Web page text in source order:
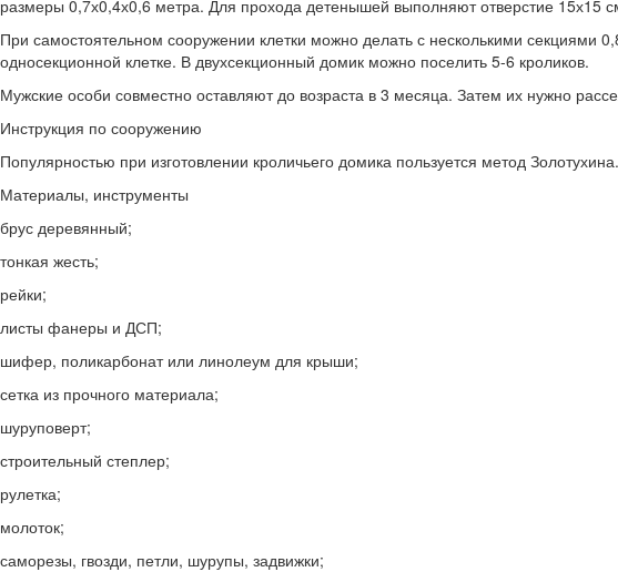
размеры 0,7х0,4х0,6 метра. Для прохода детенышей выполняют отверстие 15х15
При самостоятельном сооружении клетки можно делать с несколькими секциями
односекционной клетке. В двухсекционный домик можно поселить 5-6 кроликов.
Мужские особи совместно оставляют до возраста в 3 месяца. Затем их нужно
Инструкция по сооружению
Популярностью при изготовлении кроличьего домика пользуется метод Золотухина.
Материалы, инструменты
брус деревянный;
тонкая жесть;
рейки;
листы фанеры и ДСП;
шифер, поликарбонат или линолеум для крыши;
сетка из прочного материала;
шуруповерт;
строительный степлер;
рулетка;
молоток;
саморезы, гвозди, петли, шурупы, задвижки;